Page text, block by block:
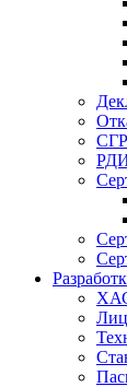
СГР